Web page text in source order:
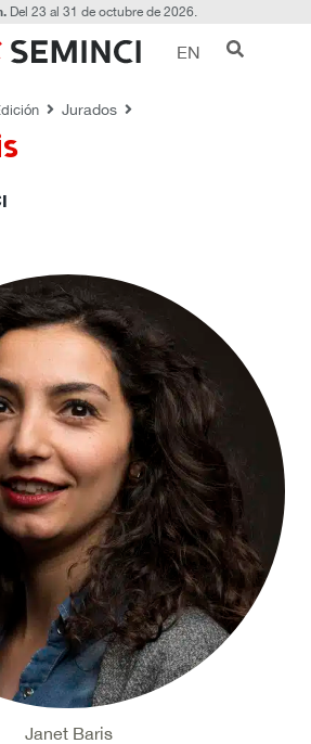
Del 23 al 31 de octubre de 2026.
EN
Jurados
Janet Baris